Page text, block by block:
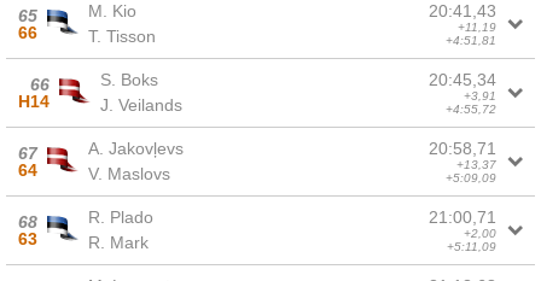
65
66
M. Kio
T. Tisson
20:41,43
+11,19
+4:51,81
66
H14
S. Boks
J. Veilands
20:45,34
+3,91
+4:55,72
67
64
A. Jakovļevs
V. Maslovs
20:58,71
+13,37
+5:09,09
68
63
R. Plado
R. Mark
21:00,71
+2,00
+5:11,09